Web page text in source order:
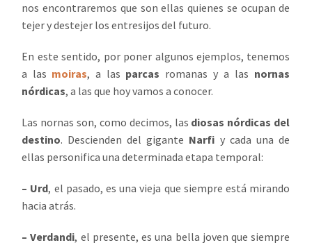
nos encontraremos que son ellas quienes se ocupan de
tejer y destejer los entresijos del futuro.
En este sentido, por poner algunos ejemplos, tenemos
a las moiras, a las parcas romanas y a las nornas
nórdicas, a las que hoy vamos a conocer.
Las nornas son, como decimos, las diosas nórdicas del
destino. Descienden del gigante Narfi y cada una de
ellas personifica una determinada etapa temporal:
– Urd, el pasado, es una vieja que siempre está mirando
hacia atrás.
– Verdandi, el presente, es una bella joven que siempre